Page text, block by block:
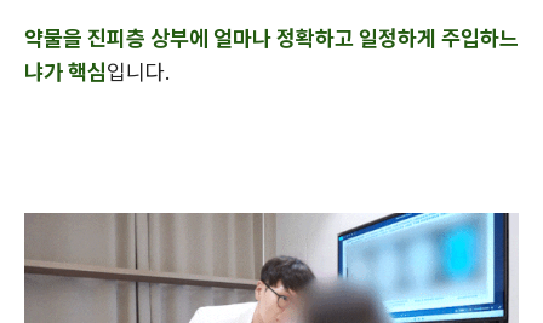
약물을 진피층 상부에 얼마나 정확하고 일정하게 주입하느
냐가 핵심입니다.